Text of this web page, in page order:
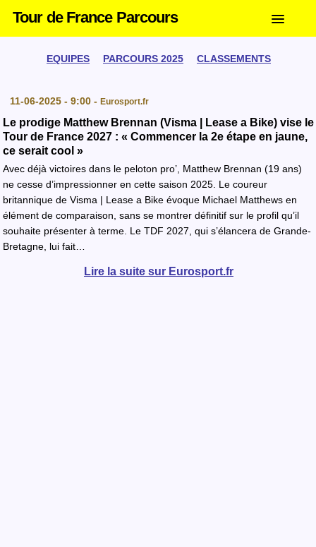
Tour de France Parcours
EQUIPES PARCOURS 2025 CLASSEMENTS
11-06-2025 - 9:00 - Eurosport.fr
Le prodige Matthew Brennan (Visma | Lease a Bike) vise le
Tour de France 2027 : « Commencer la 2e étape en jaune,
ce serait cool »
Avec déjà victoires dans le peloton pro’, Matthew Brennan (19 ans)
ne cesse d’impressionner en cette saison 2025. Le coureur
britannique de Visma | Lease a Bike évoque Michael Matthews en
élément de comparaison, sans se montrer définitif sur le profil qu’il
souhaite présenter à terme. Le TDF 2027, qui s’élancera de Grande-
Bretagne, lui fait…
Lire la suite sur Eurosport.fr